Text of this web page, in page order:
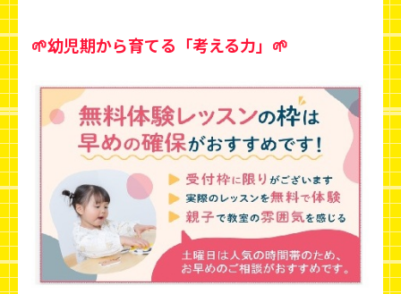
🌱幼児期から育てる「考える力」🌱